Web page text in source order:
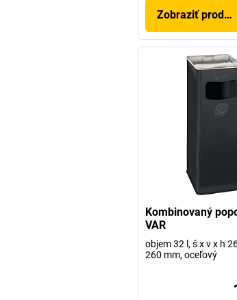
Zobraziť produkt
Kombinovaný
VAR
objem 32 l, š x v x h
260 mm, oceľový